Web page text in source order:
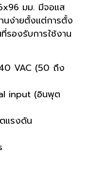
มม. มีจอแส
นง่ายตั้งแต่การตั้ง
รองรับการใช้งาน
VAC (50 ถึง
input (อินพุต
แรงดัน